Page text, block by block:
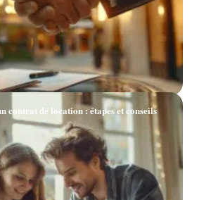
contrat de location : étapes et conseils